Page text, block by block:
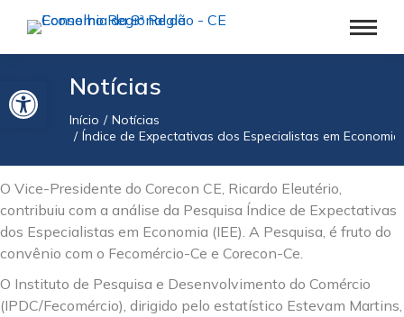
Barra de Ferramentas AbertaNotícias
Você está aqui:
Início
Notícias
Índice de Expectativas dos Especialistas em
O Vice-Presidente do Corecon CE, Ricardo Eleutério,
contribuiu com a análise da Pesquisa Índice de Expectativas
dos Especialistas em Economia (IEE). A Pesquisa, é fruto do
convênio com o Fecomércio-Ce e Corecon-Ce.
O Instituto de Pesquisa e Desenvolvimento do Comércio
(IPDC/Fecomércio), dirigido pelo estatístico Estevam Martins,